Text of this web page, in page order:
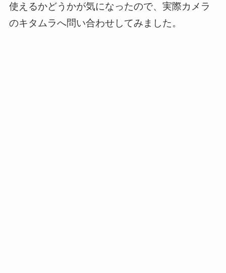
使えるかどうかが気になったので、実際カメラ
のキタムラへ問い合わせしてみました。